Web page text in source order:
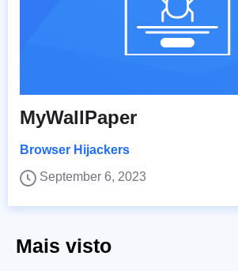
MyWallPaper
Browser Hijackers
September 6, 2023
Mais visto